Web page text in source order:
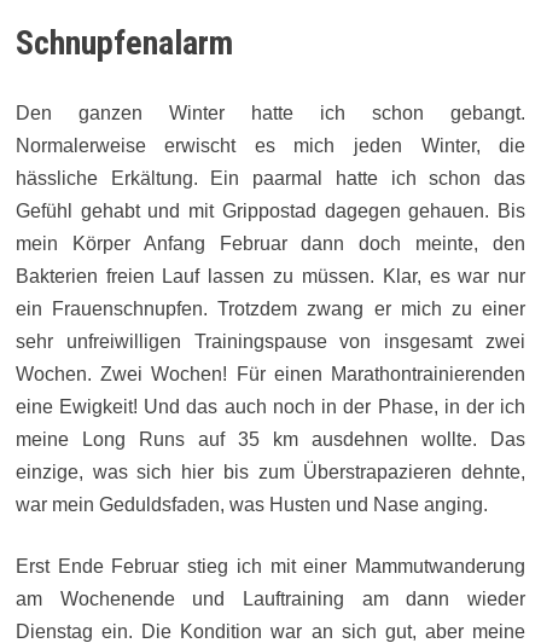
Schnupfenalarm
Den ganzen Winter hatte ich schon gebangt.
Normalerweise erwischt es mich jeden Winter, die
hässliche Erkältung. Ein paarmal hatte ich schon das
Gefühl gehabt und mit Grippostad dagegen gehauen. Bis
mein Körper Anfang Februar dann doch meinte, den
Bakterien freien Lauf lassen zu müssen. Klar, es war nur
ein Frauenschnupfen. Trotzdem zwang er mich zu einer
sehr unfreiwilligen Trainingspause von insgesamt zwei
Wochen. Zwei Wochen! Für einen Marathontrainierenden
eine Ewigkeit! Und das auch noch in der Phase, in der ich
meine Long Runs auf 35 km ausdehnen wollte. Das
einzige, was sich hier bis zum Überstrapazieren dehnte,
war mein Geduldsfaden, was Husten und Nase anging.
Erst Ende Februar stieg ich mit einer Mammutwanderung
am Wochenende und Lauftraining am dann wieder
Dienstag ein. Die Kondition war an sich gut, aber meine